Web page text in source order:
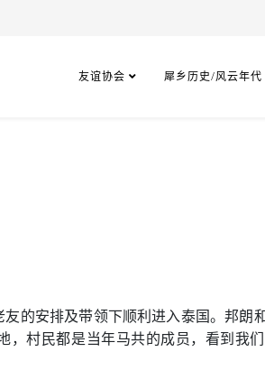
友谊协会 犀乡历史/风云年代
的安排及带领下顺利进入泰国。邦朗
，村民都是当年马共的成员，看到我